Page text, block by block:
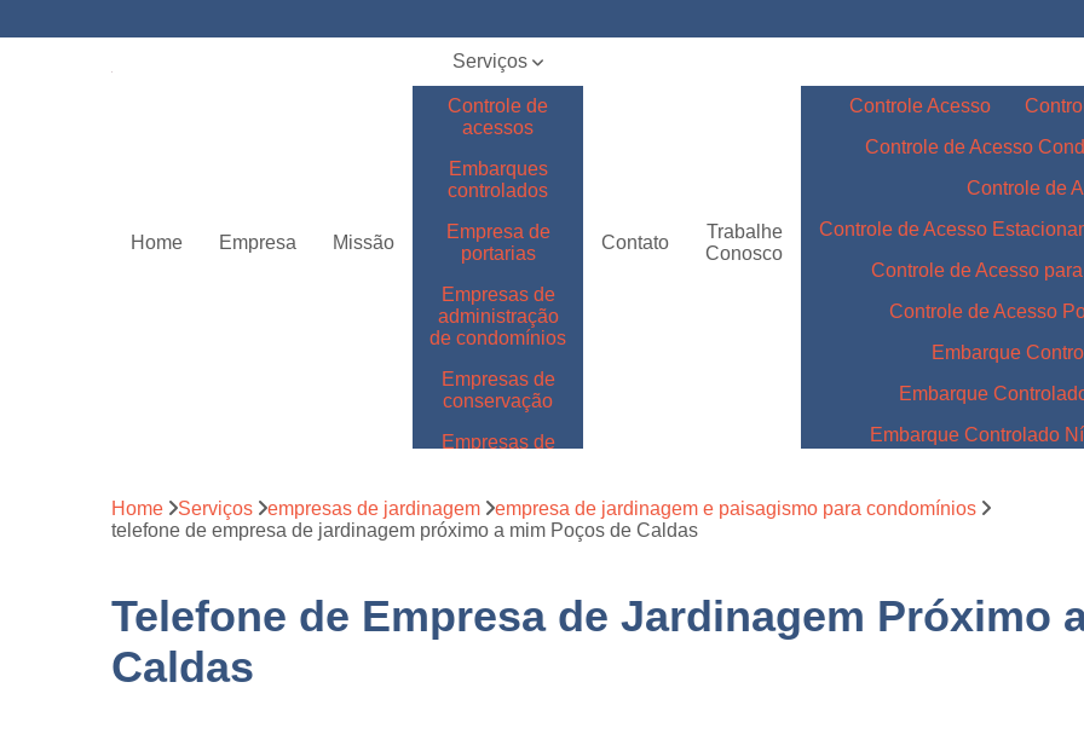
Home Empresa Missão
Serviços
Controle de
acessos
Embarques
controlados
Empresa de
portarias
Empresas de
administração
de condomínios
Empresas de
conservação
Empresas de
Empresas de
limpeza
logística
Contato
Trabalhe
Conosco
Controle Acesso
Controle de Acesso
Controle de
Controle de Acesso
Controle de Acesso
Controle de Acesso
Embarque
Embarque
Embarque Controlado
Embarque Controlado para
Empresa de Portaria
Empresa de
Home Serviços empresas de jardinagem
empresa de jardinagem e paisagismo para condomínios
telefone de empresa de jardinagem próximo a mim Poços de Caldas
Telefone de Empresa de Jardinagem Próximo
Caldas